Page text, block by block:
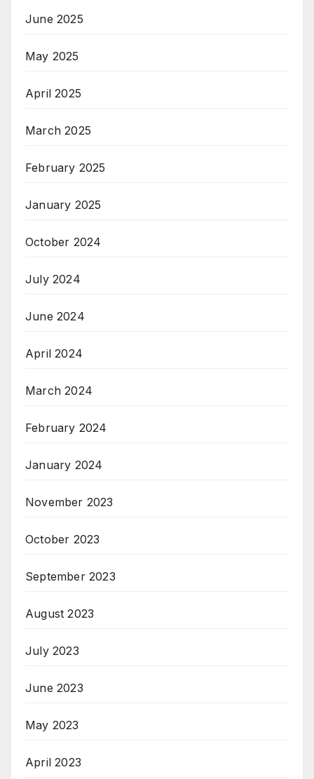
June 2025
May 2025
April 2025
March 2025
February 2025
January 2025
October 2024
July 2024
June 2024
April 2024
March 2024
February 2024
January 2024
November 2023
October 2023
September 2023
August 2023
July 2023
June 2023
May 2023
April 2023